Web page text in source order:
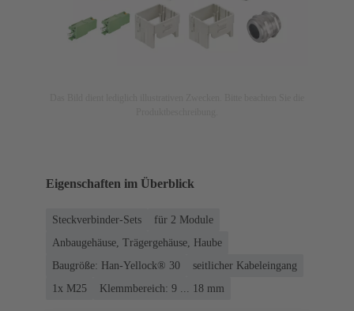
Eigenschaften im Überblick
Steckverbinder-Sets
für 2 Module
Anbaugehäuse, Trägergehäuse, Haube
Baugröße: Han-Yellock® 30
seitlicher Kabeleingang
1x M25
Klemmbereich: 9 ... 18 mm